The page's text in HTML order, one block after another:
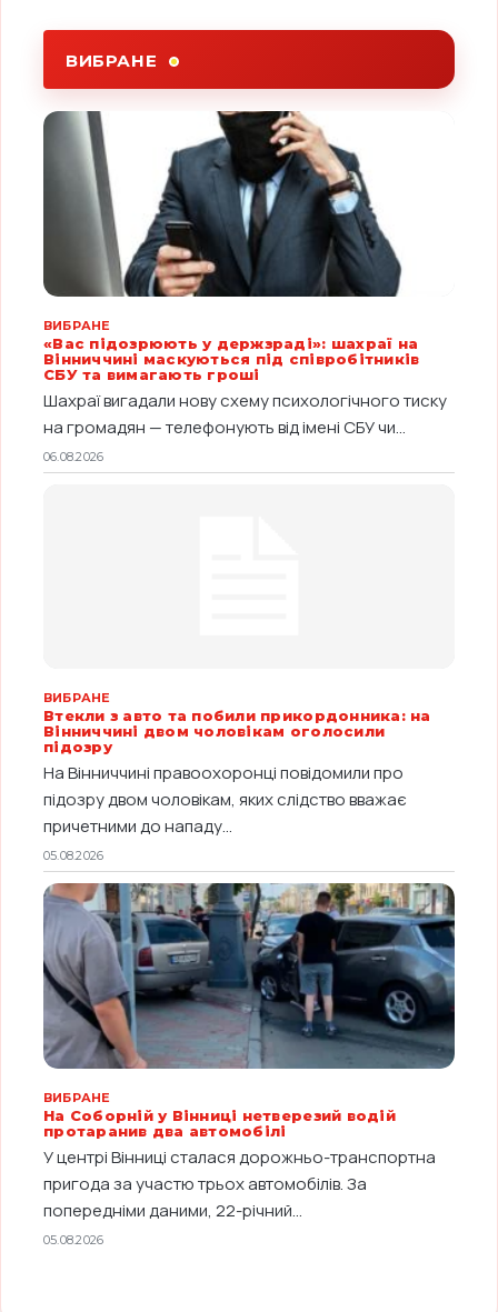
ВИБРАНЕ
ВИБРАНЕ
«Вас підозрюють у держзраді»: шахраї на
Вінниччині маскуються під співробітників
СБУ та вимагають гроші
Шахраї вигадали нову схему психологічного тиску
на громадян — телефонують від імені СБУ чи...
06.08.2026
ВИБРАНЕ
Втекли з авто та побили прикордонника: на
Вінниччині двом чоловікам оголосили
підозру
На Вінниччині правоохоронці повідомили про
підозру двом чоловікам, яких слідство вважає
причетними до нападу...
05.08.2026
ВИБРАНЕ
На Соборній у Вінниці нетверезий водій
протаранив два автомобілі
У центрі Вінниці сталася дорожньо-транспортна
пригода за участю трьох автомобілів. За
попередніми даними, 22-річний...
05.08.2026